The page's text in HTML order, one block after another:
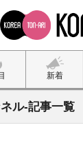
新着
ル-記事一覧